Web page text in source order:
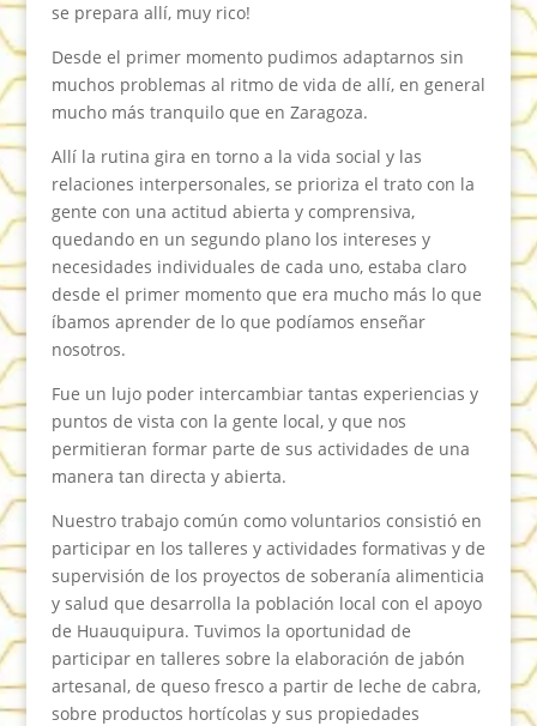
se prepara allí, muy rico!
Desde el primer momento pudimos adaptarnos sin
muchos problemas al ritmo de vida de allí, en general
mucho más tranquilo que en Zaragoza.
Allí la rutina gira en torno a la vida social y las
relaciones interpersonales, se prioriza el trato con la
gente con una actitud abierta y comprensiva,
quedando en un segundo plano los intereses y
necesidades individuales de cada uno, estaba claro
desde el primer momento que era mucho más lo que
íbamos aprender de lo que podíamos enseñar
nosotros.
Fue un lujo poder intercambiar tantas experiencias y
puntos de vista con la gente local, y que nos
permitieran formar parte de sus actividades de una
manera tan directa y abierta.
Nuestro trabajo común como voluntarios consistió en
participar en los talleres y actividades formativas y de
supervisión de los proyectos de soberanía alimenticia
y salud que desarrolla la población local con el apoyo
de Huauquipura. Tuvimos la oportunidad de
participar en talleres sobre la elaboración de jabón
artesanal, de queso fresco a partir de leche de cabra,
sobre productos hortícolas y sus propiedades